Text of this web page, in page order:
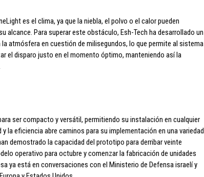
es el clima, ya que la niebla, el polvo o el calor pueden
alcance. Para superar este obstáculo, Esh-Tech ha desarrollado un
atmósfera en cuestión de milisegundos, lo que permite al sistema
el disparo justo en el momento óptimo, manteniendo así la
ser compacto y versátil, permitiendo su instalación en cualquier
la eficiencia abre caminos para su implementación en una variedad
demostrado la capacidad del prototipo para derribar veinte
operativo para octubre y comenzar la fabricación de unidades
ya está en conversaciones con el Ministerio de Defensa israelí y